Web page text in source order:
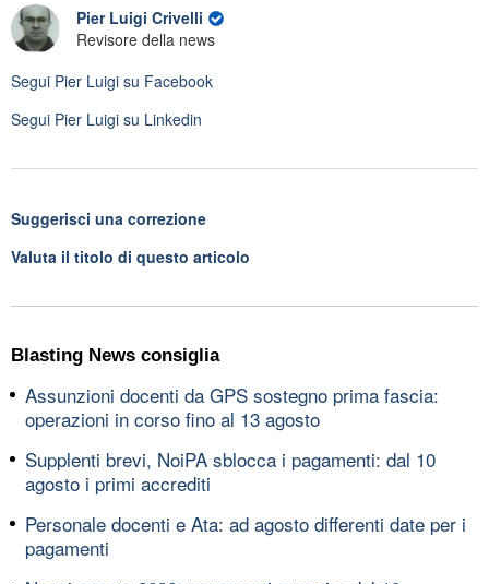
Pier Luigi Crivelli
Revisore della news
Segui Pier Luigi su Facebook
Segui Pier Luigi su Linkedin
Suggerisci una correzione
Valuta il titolo di questo articolo
Blasting News consiglia
Assunzioni docenti da GPS sostegno prima fascia:
operazioni in corso fino al 13 agosto
Supplenti brevi, NoiPA sblocca i pagamenti: dal 10
agosto i primi accrediti
Personale docenti e Ata: ad agosto differenti date per i
pagamenti